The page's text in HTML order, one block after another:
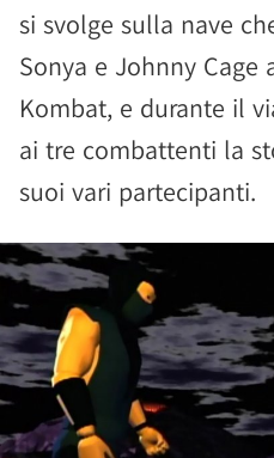
si svolge sulla nave
Sonya e Johnny
Kombat, e durante il
ai tre combattenti la
suoi vari partecipanti.